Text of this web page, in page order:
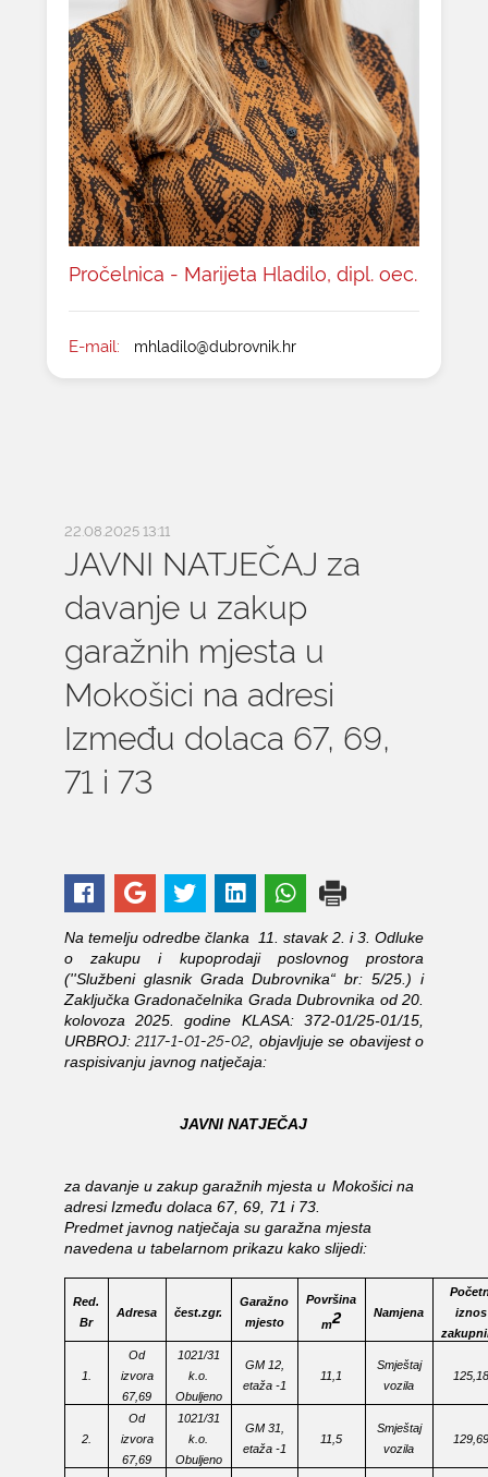
Pročelnica - Marijeta Hladilo, dipl. oec.
E-mail: mhladilo@dubrovnik.hr
22.08.2025 13:11
JAVNI NATJEČAJ za
davanje u zakup
garažnih mjesta u
Mokošici na adresi
Između dolaca 67, 69,
71 i 73
Na temelju odredbe članka 11. stavak 2. i 3. Odluke
o zakupu i kupoprodaji poslovnog prostora
(''Službeni glasnik Grada Dubrovnika“ br: 5/25.) i
Zaključka Gradonačelnika Grada Dubrovnika od 20.
kolovoza 2025. godine KLASA:372-01/25-01/15
URBROJ:2117-1-01-25-02 , objavljuje se obavijest o
raspisivanju javnog natječaja:
JAVNI NATJEČAJ
za davanje u zakup garažnih mjesta u Mokošici na
adresi Između dolaca 67, 69, 71 i 73.
Predmet javnog natječaja su garažna mjesta
navedena u tabelarnom prikazu kako slijedi:
Red.
Br
Adresa čest.zgr.
Garažno
mjesto
Površina
m2 Namjena
iznos
1.
Od
izvora
67,69
1021/31
k.o.
Obuljeno
GM 12,
etaža -1
11,1
Smještaj
vozila
2.
Od
izvora
67,69
1021/31
k.o.
Obuljeno
GM 31,
etaža -1
11,5
Smještaj
vozila